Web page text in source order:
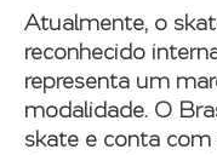
Atualmente, o
reconhecido
representa um
modalidade. O
skate e conta